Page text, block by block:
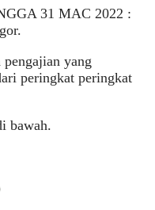
31 MAC 2022 :
yang
peringkat peringkat
bawah.